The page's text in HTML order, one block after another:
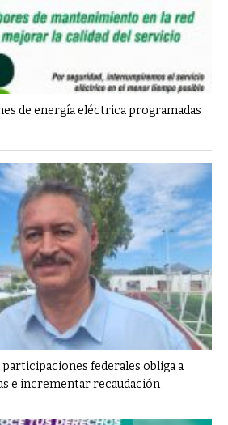
de energía eléctrica programadas
federales obliga a
e incrementar recaudación